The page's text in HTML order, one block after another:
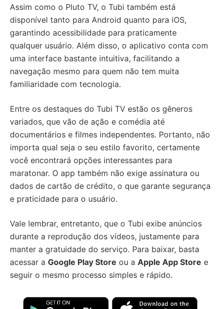
Assim como o Pluto TV, o Tubi também está
disponível tanto para Android quanto para iOS,
garantindo acessibilidade para praticamente
qualquer usuário. Além disso, o aplicativo conta com
uma interface bastante intuitiva, facilitando a
navegação mesmo para quem não tem muita
familiaridade com tecnologia.
Entre os destaques do Tubi TV estão os gêneros
variados, que vão de ação e comédia até
documentários e filmes independentes. Portanto, não
importa qual seja o seu estilo favorito, certamente
você encontrará opções interessantes para
maratonar. O app também não exige assinatura ou
dados de cartão de crédito, o que garante segurança
e praticidade para o usuário.
Vale lembrar, entretanto, que o Tubi exibe anúncios
durante a reprodução dos vídeos, justamente para
manter a gratuidade do serviço. Para baixar, basta
acessar a Google Play Store ou a Apple App Store e
seguir o mesmo processo simples e rápido.